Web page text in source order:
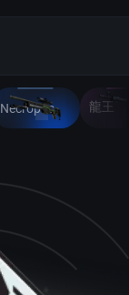
Necropos 龍王